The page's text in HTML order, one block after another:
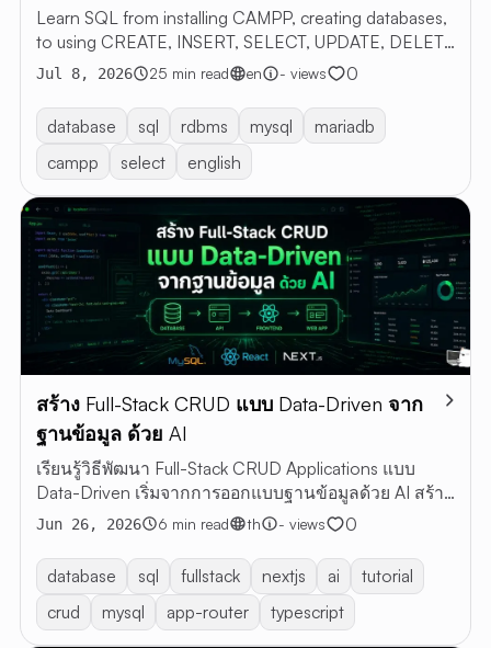
Learn SQL from installing CAMPP, creating databases,
to using CREATE, INSERT, SELECT, UPDATE, DELETE
with examples
Jul 8, 2026 25 min read en - views 0
database sql rdbms mysql
mariadb
campp
select english
สร้าง Full-Stack CRUD แบบ Data-Driven จาก
ฐานข้อมูล ด้วย AI
เรียนรู้วิธีพัฒนา Full-Stack CRUD Applications แบบ
Data-Driven เริ่มจากการออกแบบฐานข้อมูลด้วย AI สร้าง
Web App ด้วย Next.js + MySQL
Jun 26, 2026 6 min read th - views 0
database sql fullstack nextjs ai
tutorial
crud
mysql app-router typescript